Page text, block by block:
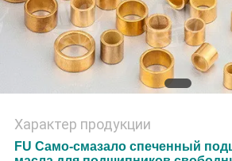
Характер продукции
FU Само-смазало спеченный